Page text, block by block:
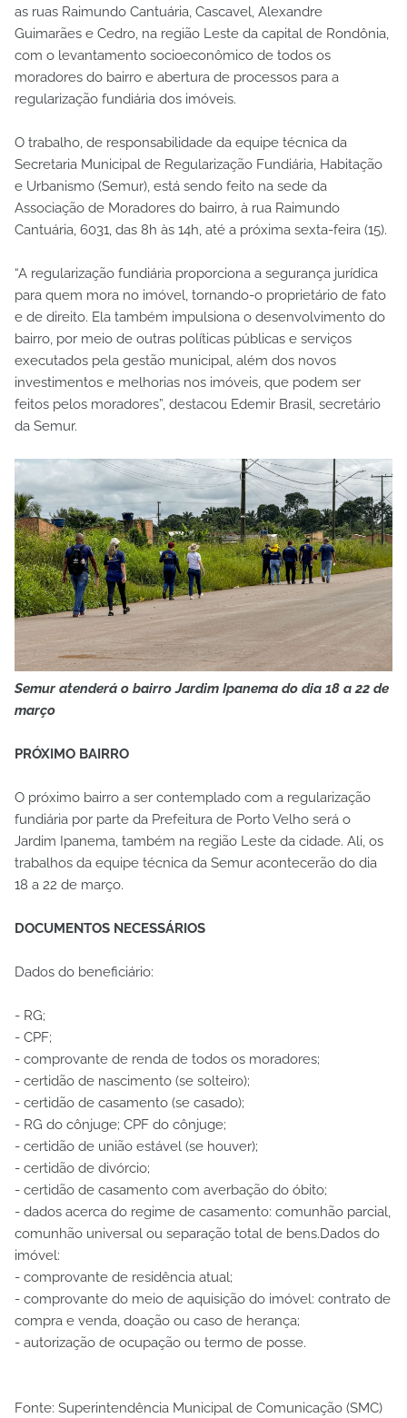
as ruas Raimundo Cantuária, Cascavel, Alexandre
Guimarães e Cedro, na região Leste da capital de Rondônia,
com o levantamento socioeconômico de todos os
moradores do bairro e abertura de processos para a
regularização fundiária dos imóveis.
O trabalho, de responsabilidade da equipe técnica da
Secretaria Municipal de Regularização Fundiária, Habitação
e Urbanismo (Semur), está sendo feito na sede da
Associação de Moradores do bairro, à rua Raimundo
Cantuária, 6031, das 8h às 14h, até a próxima sexta-feira (15).
“A regularização fundiária proporciona a segurança jurídica
para quem mora no imóvel, tornando-o proprietário de fato
e de direito. Ela também impulsiona o desenvolvimento do
bairro, por meio de outras políticas públicas e serviços
executados pela gestão municipal, além dos novos
investimentos e melhorias nos imóveis, que podem ser
feitos pelos moradores”, destacou Edemir Brasil, secretário
da Semur.
Semur atenderá o bairro Jardim Ipanema do dia 18 a 22 de
março
PRÓXIMO BAIRRO
O próximo bairro a ser contemplado com a regularização
fundiária por parte da Prefeitura de Porto Velho será o
Jardim Ipanema, também na região Leste da cidade. Ali, os
trabalhos da equipe técnica da Semur acontecerão do dia
18 a 22 de março.
DOCUMENTOS NECESSÁRIOS
Dados do beneficiário:
- RG;
- CPF;
- comprovante de renda de todos os moradores;
- certidão de nascimento (se solteiro);
- certidão de casamento (se casado);
- RG do cônjuge; CPF do cônjuge;
- certidão de união estável (se houver);
- certidão de divórcio;
- certidão de casamento com averbação do óbito;
- dados acerca do regime de casamento: comunhão parcial,
comunhão universal ou separação total de bens.Dados do
imóvel:
- comprovante de residência atual;
- comprovante do meio de aquisição do imóvel: contrato de
compra e venda, doação ou caso de herança;
- autorização de ocupação ou termo de posse.
Fonte: Superintendência Municipal de Comunicação (SMC)